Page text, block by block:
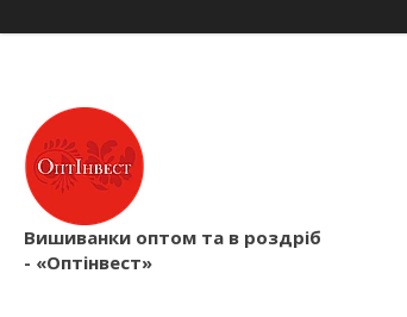
Вишиванки оптом та в роздріб
- «Оптінвест»